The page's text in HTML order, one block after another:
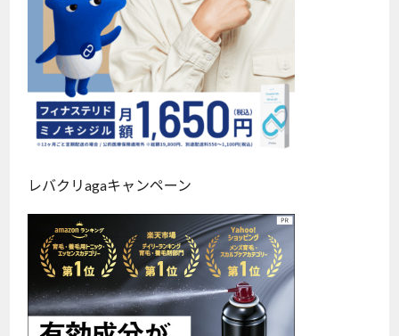
レバクリagaキャンペーン